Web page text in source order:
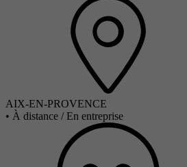
AIX-EN-PROVENCE
• À distance / En entreprise